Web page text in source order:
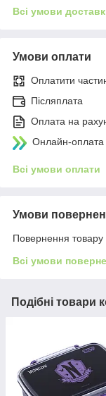
Всі умови
Умови оплати
Оплатити
Післяплата
Оплата на
Онлайн-оплата
Всі умови оплати
Умови
Повернення товару
Всі умови
Подібні товари